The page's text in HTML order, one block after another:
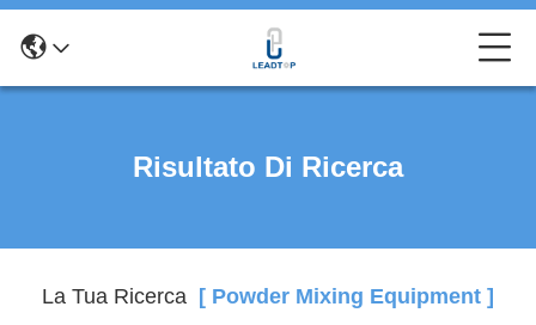
Risultato Di Ricerca
La Tua Ricerca [ Powder Mixing Equipment ]